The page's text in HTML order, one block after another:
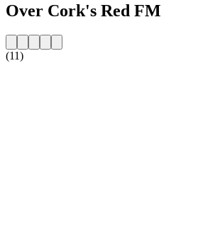
Over Cork's Red FM
(11)